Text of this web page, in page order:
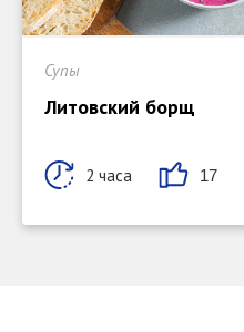
Супы
Литовский борщ
2 часа 17